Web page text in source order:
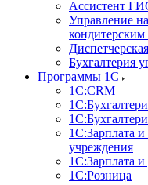
Ассистент
Управление
Бухгалтерия
Программы 1С
1С:CRM
1С:Зарплата и
учреждения
1С:Зарплата
1С:Розница